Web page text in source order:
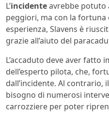
L’incidenteavrebbe potuto
peggiori, ma con la fortuna
esperienza, Slavens è
grazie all’aiuto del
L’accaduto deve aver fatto
dell’esperto pilota, che,
dall’incidente. Al contrario,
bisogno di numerosi
carrozziere per poter